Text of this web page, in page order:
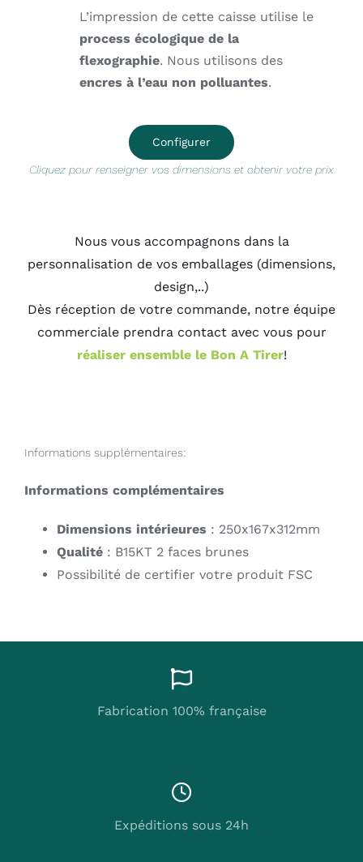
L’impression de cette caisse utilise le
process écologique de la
flexographie. Nous utilisons des
encres à l’eau non polluantes.
Configurer
Cliquez pour renseigner vos dimensions et obtenir votre prix
Nous vous accompagnons dans la
personnalisation de vos emballages (dimensions,
design,..)
Dès réception de votre commande, notre équipe
commerciale prendra contact avec vous pour
réaliser ensemble le Bon A Tirer!
Informations supplémentaires:
Informations complémentaires
Dimensions intérieures : 250x167x312mm
Qualité: B15KT 2 faces brunes
Possibilité de certifier votre produit FSC
Fabrication 100% française
Expéditions sous 24h